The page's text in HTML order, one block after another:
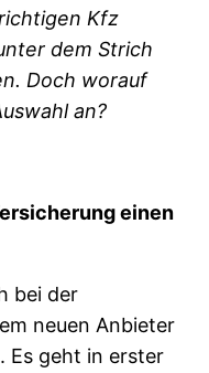
Kfz
dem Strich
Doch worauf
an?
einen
bei der
neuen Anbieter
Es geht in erster